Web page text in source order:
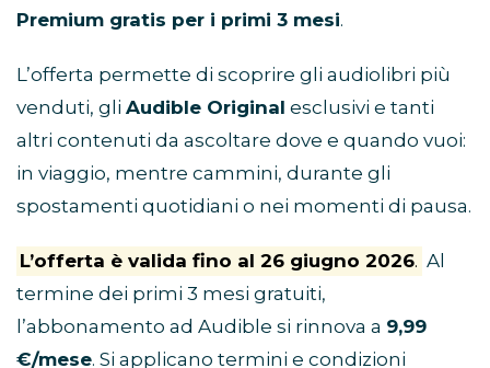
Premium gratis per i primi 3 mesi.
L’offerta permette di scoprire gli audiolibri più
venduti, gli Audible Original esclusivi e tanti
altri contenuti da ascoltare dove e quando vuoi:
in viaggio, mentre cammini, durante gli
spostamenti quotidiani o nei momenti di pausa.
L’offerta è valida fino al 26 giugno 2026. Al
termine dei primi 3 mesi gratuiti,
l’abbonamento ad Audible si rinnova a 9,99
€/mese. Si applicano termini e condizioni